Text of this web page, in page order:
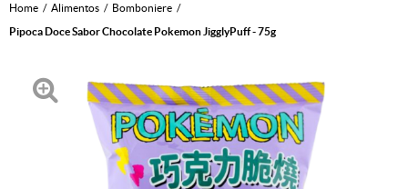
Home Alimentos
Bomboniere
Pipoca Doce Sabor Chocolate Pokemon JigglyPuff - 75g